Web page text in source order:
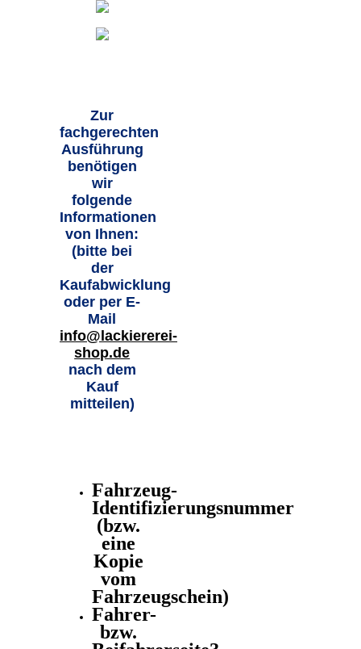
Zur
fachgerechten
Ausführung
benötigen
wir
folgende
Informationen
von Ihnen:
(bitte bei
der
Kaufabwicklung
oder per E-
Mail
info@lackiererei-
shop.de
nach dem
Kauf
mitteilen)
Fahrzeug-
Identifizierungsnummer
(bzw.
eine
Kopie
vom
Fahrzeugschein)
Fahrer-
bzw.